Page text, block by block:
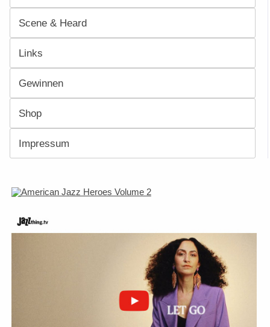
Scene & Heard
Links
Gewinnen
Shop
Impressum